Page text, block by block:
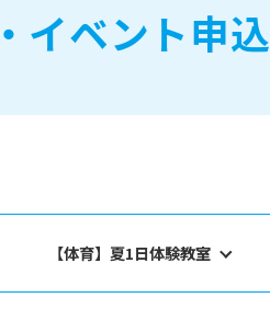
イベント申込
【体育】夏1日体験教室